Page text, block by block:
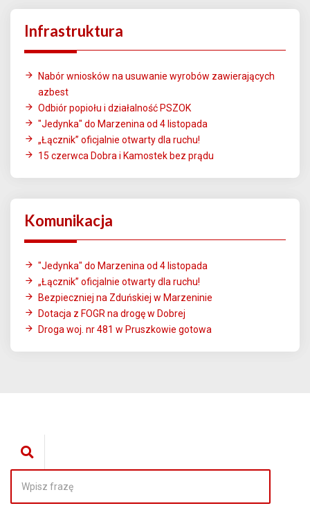
Infrastruktura
Nabór wniosków na usuwanie wyrobów zawierających
azbest
Odbiór popiołu i działalność PSZOK
"Jedynka" do Marzenina od 4 listopada
„Łącznik” oficjalnie otwarty dla ruchu!
15 czerwca Dobra i Kamostek bez prądu
Komunikacja
"Jedynka" do Marzenina od 4 listopada
„Łącznik” oficjalnie otwarty dla ruchu!
Bezpieczniej na Zduńskiej w Marzeninie
Dotacja z FOGR na drogę w Dobrej
Droga woj. nr 481 w Pruszkowie gotowa